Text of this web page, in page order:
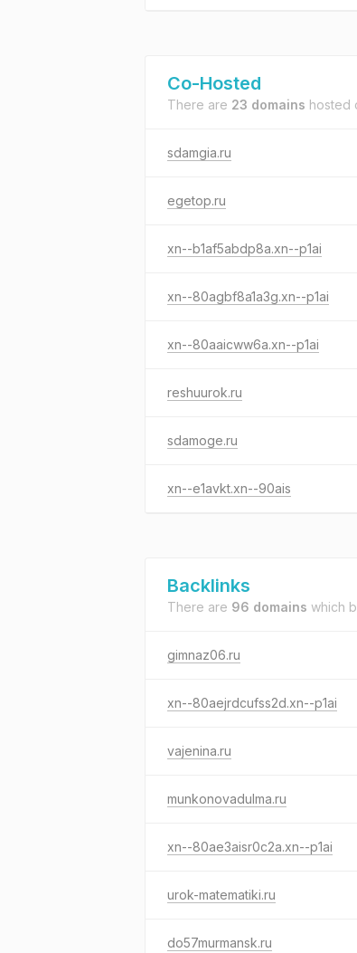
Co-Hosted
There are 23 domains hosted
sdamgia.ru
egetop.ru
xn--b1af5abdp8a.xn--p1ai
xn--80agbf8a1a3g.xn--p1ai
xn--80aaicww6a.xn--p1ai
reshuurok.ru
sdamoge.ru
xn--e1avkt.xn--90ais
Backlinks
There are 96 domains which
gimnaz06.ru
xn--80aejrdcufss2d.xn--p1ai
vajenina.ru
munkonovadulma.ru
xn--80ae3aisr0c2a.xn--p1ai
urok-matematiki.ru
do57murmansk.ru